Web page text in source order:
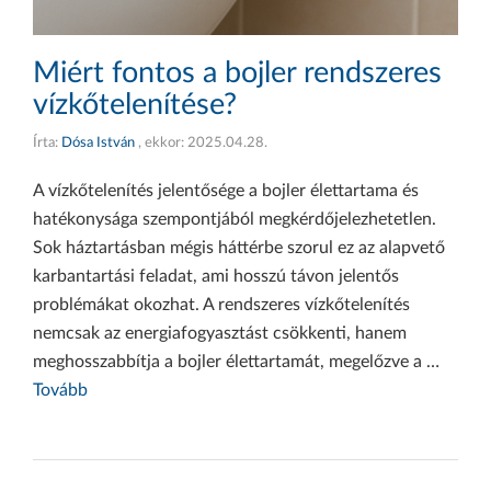
Miért fontos a bojler rendszeres
vízkőtelenítése?
Írta: Dósa István , ekkor: 2025.04.28.
A vízkőtelenítés jelentősége a bojler élettartama és
hatékonysága szempontjából megkérdőjelezhetetlen.
Sok háztartásban mégis háttérbe szorul ez az alapvető
karbantartási feladat, ami hosszú távon jelentős
problémákat okozhat. A rendszeres vízkőtelenítés
nemcsak az energiafogyasztást csökkenti, hanem
meghosszabbítja a bojler élettartamát, megelőzve a …
Tovább